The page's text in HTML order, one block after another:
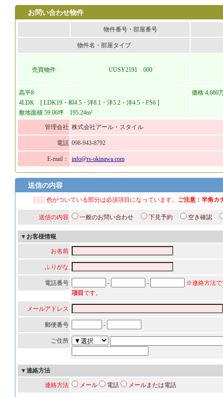
お問い合わせ物件
物件番号・部屋番号
物件名・部屋タイプ
売買物件 UUSY2191 000
高平8
4LDK [ LDK19・和4.5・洋8.1・洋5.2・洋4.5・FS6 ]
敷地面積 59.06坪 195.24m²
価格 4,680
管理会社 株式会社アール・スタイル
電話 098-943-8792
E-mail： info@rs-okinawa.com
送信の内容
色がついている部分は必須項目になっています。 ご注意：半角カ
送信の内容 一般のお問い合わせ 下見予約 空き確認
▼お客様情報
お名前
ふりがな
電話番号 - -
※連絡方法で
項目 です。
メールアドレス
郵便番号 -
ご住所
▼連絡方法
連絡方法 メール 電話 メールまたは電話